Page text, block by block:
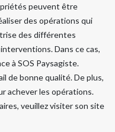
peuvent être
des opérations qui
des différentes
Dans ce cas,
à SOS Paysagiste.
de bonne qualité. De plus,
achever les opérations.
veuillez visiter son site